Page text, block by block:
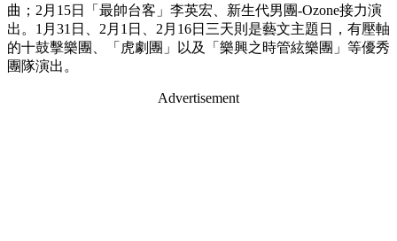
曲；2月15日「最帥台客」李英宏、新生代男團-Ozone接力演
出。1月31日、2月1日、2月16日三天則是藝文主題日，有壓軸
的十鼓擊樂團、「虎劇團」以及「樂興之時管絃樂團」等優秀
團隊演出。
Advertisement